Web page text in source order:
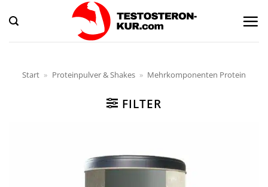
Inhalt
springen
Start » Proteinpulver & Shakes » Mehrkomponenten Protein
FILTER